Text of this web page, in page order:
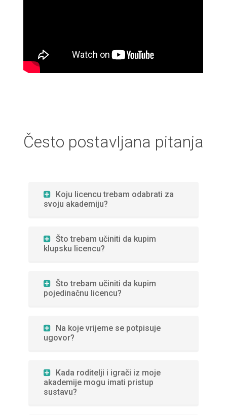
Često postavljana pitanja
Koju licencu trebam odabrati za
svoju akademiju?
Što trebam učiniti da kupim
klupsku licencu?
Što trebam učiniti da kupim
pojedinačnu licencu?
Na koje vrijeme se potpisuje
ugovor?
Kada roditelji i igrači iz moje
akademije mogu imati pristup
sustavu?